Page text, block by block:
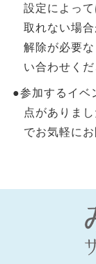
設定によっ
取れない場合
解除が必要
い合わせくだ
●参加するイベ
点がありま
でお気軽に